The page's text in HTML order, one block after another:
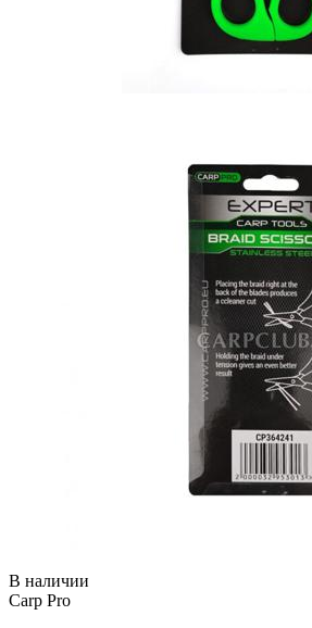
В наличии
Carp Pro